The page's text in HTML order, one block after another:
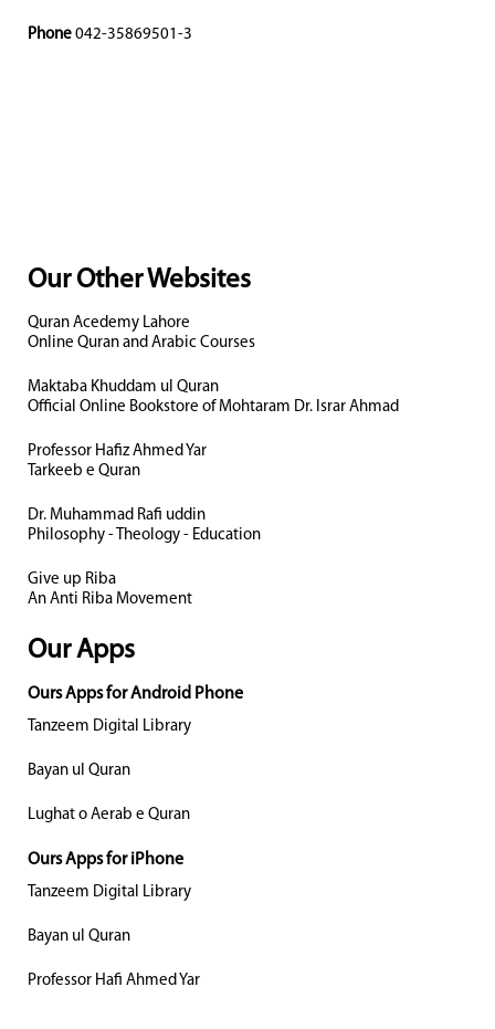
Phone 042-35869501-3
Our Other Websites
Quran Acedemy Lahore
Online Quran and Arabic Courses
Maktaba Khuddam ul Quran
Official Online Bookstore of Mohtaram Dr. Israr Ahmad
Professor Hafiz Ahmed Yar
Tarkeeb e Quran
Dr. Muhammad Rafi uddin
Philosophy - Theology - Education
Give up Riba
An Anti Riba Movement
Our Apps
Ours Apps for Android Phone
Tanzeem Digital Library
Bayan ul Quran
Lughat o Aerab e Quran
Ours Apps for iPhone
Tanzeem Digital Library
Bayan ul Quran
Professor Hafi Ahmed Yar